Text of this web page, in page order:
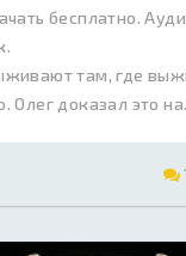
бесплатно.
там, где
Олег доказал это